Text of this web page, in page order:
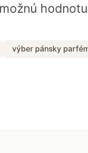
výber pánsky